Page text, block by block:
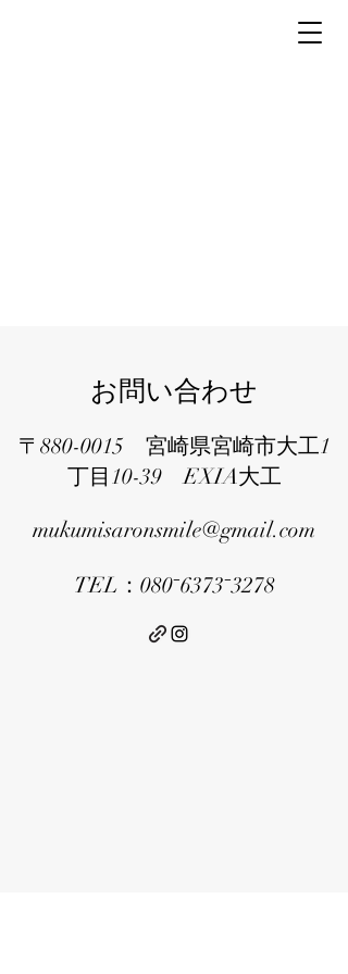
お問い合わせ
​〒880-0015 宮崎県宮崎市大工1
丁目10-39 EXIA大工
mukumisaronsmile@gmail.com
TEL：080⁻6373⁻3278